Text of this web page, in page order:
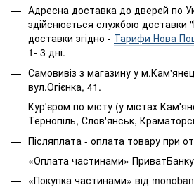
Адресна доставка до дверей по
здійснюється службою доставки
доставки згідно - Тарифи Нова
1- 3 дні.
Самовивіз з магазину у
вул.Огієнка, 41.
Кур'єром по місту (у містах
Тернопіль, Слов'янськ,
Післяплата - оплата товару при
«Оплата частинами»
«Покупка частинами» від